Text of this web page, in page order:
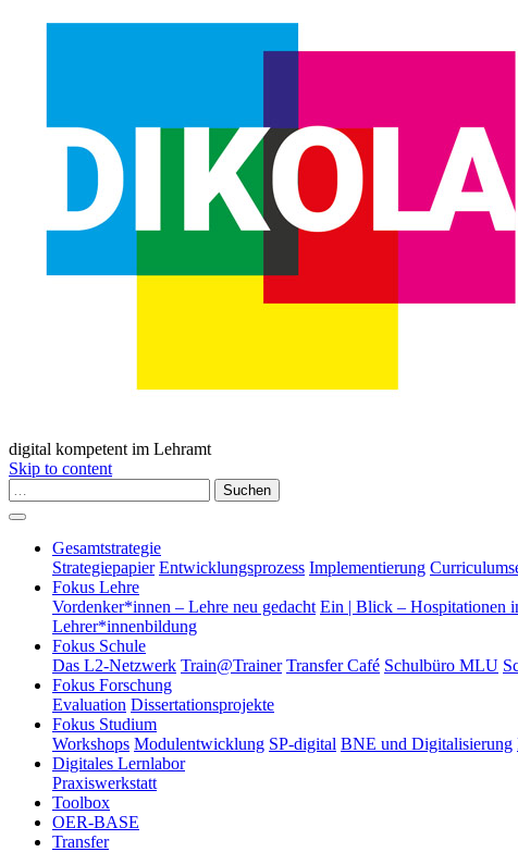
digital kompetent im Lehramt
Skip to content
Suchen
Gesamtstrategie
Strategiepapier Entwicklungsprozess Implementierung
Fokus Lehre
Vordenker*innen – Lehre neu gedacht Ein | Blick – Hospitationen
Lehrer*innenbildung
Fokus Schule
Das L2-Netzwerk Train@Trainer Transfer Café Schulbüro MLU
Fokus Forschung
Evaluation Dissertationsprojekte
Fokus Studium
Workshops Modulentwicklung SP-digital BNE und Digitalisierung
Digitales Lernlabor
Praxiswerkstatt
Toolbox
OER-BASE
Transfer